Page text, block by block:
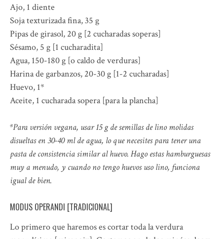
Ajo, 1 diente
Soja texturizada fina, 35 g
Pipas de girasol, 20 g [2 cucharadas soperas]
Sésamo, 5 g [1 cucharadita]
Agua, 150-180 g [o caldo de verduras]
Harina de garbanzos, 20-30 g [1-2 cucharadas]
Huevo, 1*
Aceite, 1 cucharada sopera [para la plancha]
*Para versión vegana, usar 15 g de semillas de lino molidas
disueltas en 30-40 ml de agua, lo que necesites para tener una
pasta de consistencia similar al huevo. Hago estas hamburguesas
muy a menudo, y cuando no tengo huevos uso lino, funciona
igual de bien.
MODUS OPERANDI [TRADICIONAL]
Lo primero que haremos es cortar toda la verdura